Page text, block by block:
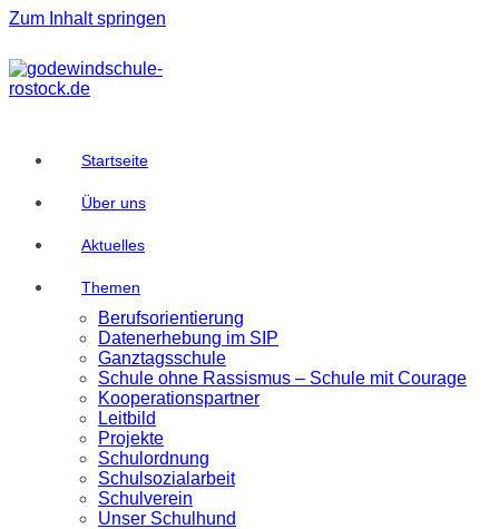
Zum Inhalt springen
Startseite
Über uns
Aktuelles
Themen
Berufsorientierung
Datenerhebung im SIP
Ganztagsschule
Schule ohne Rassismus – Schule mit Courage
Kooperationspartner
Leitbild
Projekte
Schulordnung
Schulsozialarbeit
Schulverein
Unser Schulhund